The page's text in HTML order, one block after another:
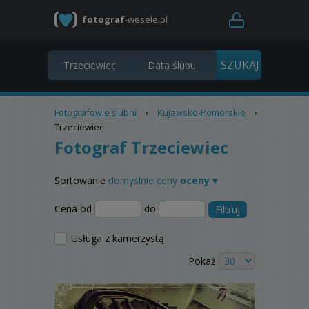
fotograf-wesele.pl
Fotografowie ślubni › Kujawsko-Pomorskie
›
Trzeciewiec
Fotograf Trzeciewiec
Sortowanie domyślnie ceny oceny ▾
Cena od do Filtruj
Usługa z kamerzystą
Pokaż